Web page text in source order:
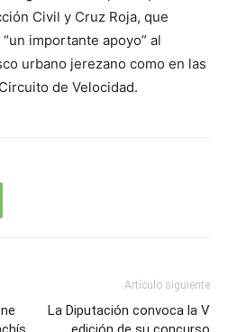
Civil y Cruz Roja, que
importante apoyo” al
urbano jerezano como en las
de Velocidad.
Artículo siguiente
La Diputación convoca la V